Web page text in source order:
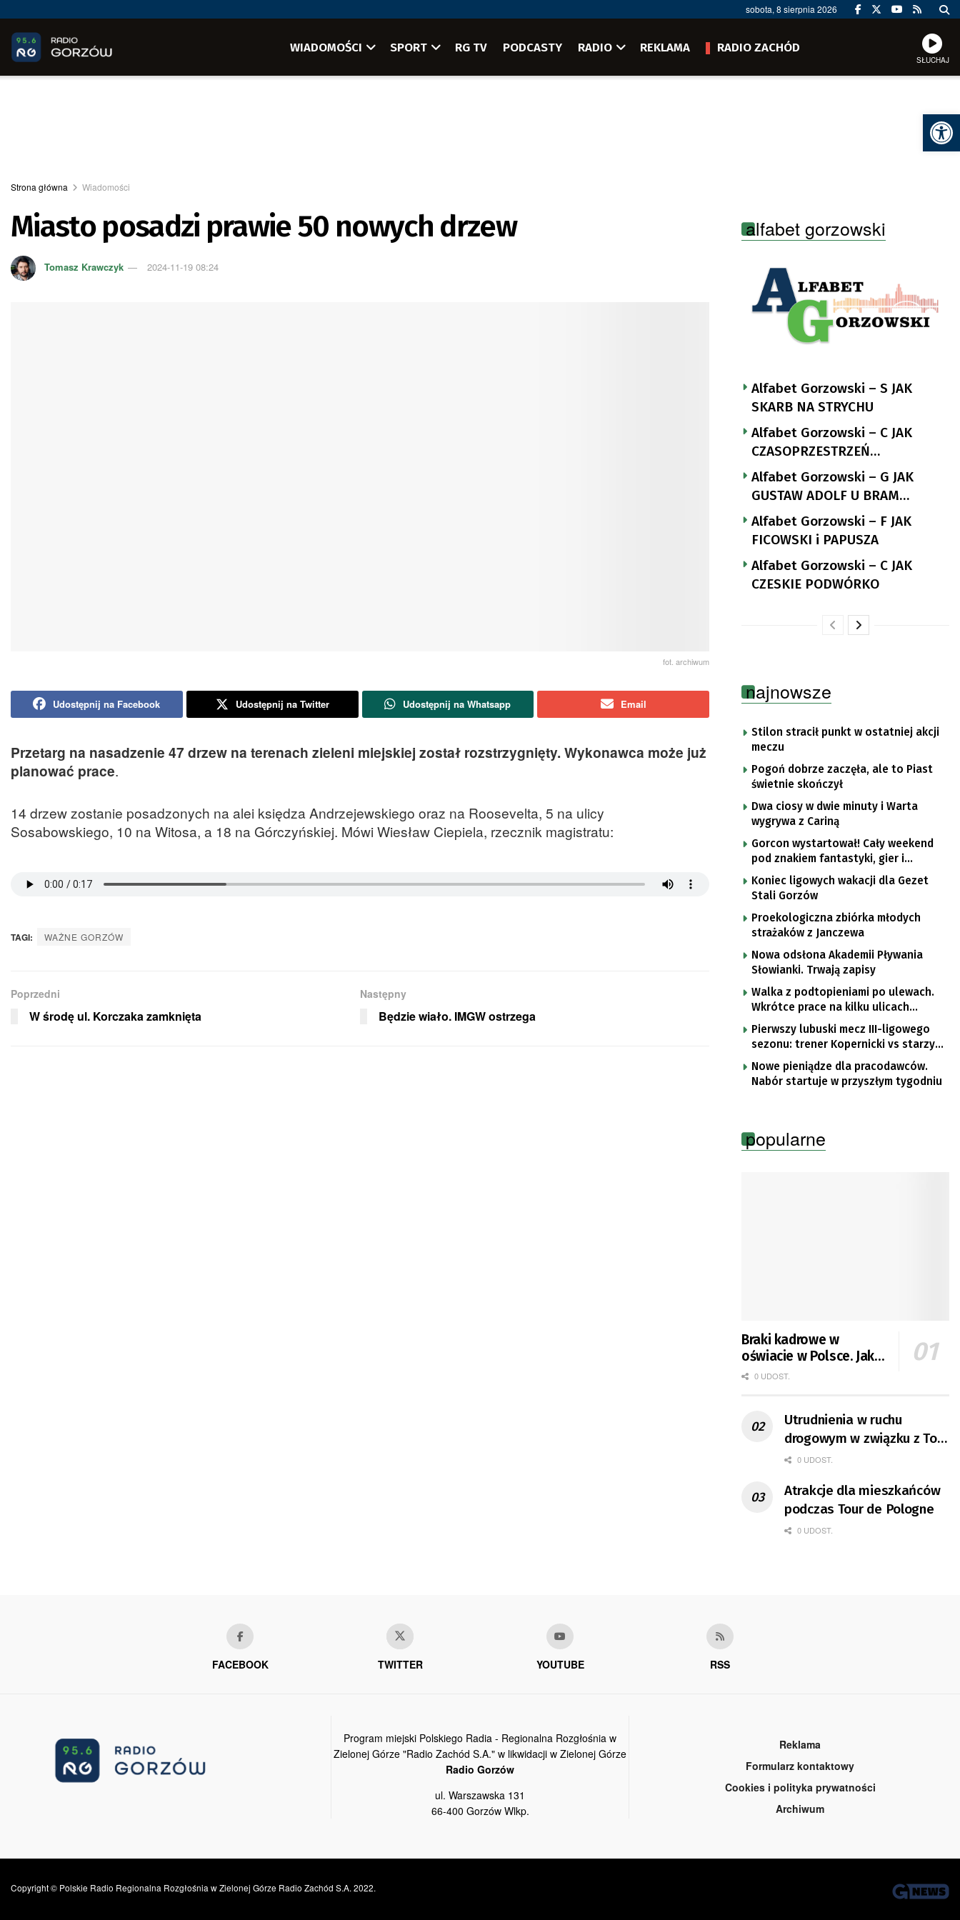
sobota, 8 sierpnia 2026
WIADOMOŚCI SPORT RG TV PODCASTY RADIO REKLAMA RADIO ZACHÓD
SŁUCHAJ
Strona główna Wiadomości
Miasto posadzi prawie 50 nowych drzew
Tomasz Krawczyk 2024-11-19 08:24
fot. archiwum
Udostępnij na Facebook Udostępnij na Twitter Udostępnij na Whatsapp Email
Przetarg na nasadzenie 47 drzew na terenach zieleni miejskiej został rozstrzygnięty. Wykonawca może już
planować prace.
14 drzew zostanie posadzonych na alei księdza Andrzejewskiego oraz na Roosevelta, 5 na ulicy
Sosabowskiego, 10 na Witosa, a 18 na Górczyńskiej. Mówi Wiesław Ciepiela, rzecznik magistratu:
TAGI: WAŻNE GORZÓW
Poprzedni
W środę ul. Korczaka zamknięta
Następny
Będzie wiało. IMGW ostrzega
alfabet gorzowski
Alfabet Gorzowski – S JAK
SKARB NA STRYCHU
Alfabet Gorzowski – C JAK
CZASOPRZESTRZEŃ
NUTTGENSA
Alfabet Gorzowski – G JAK
GUSTAW ADOLF U BRAM
LANDSBERGA
Alfabet Gorzowski – F JAK
FICOWSKI i PAPUSZA
Alfabet Gorzowski – C JAK
CZESKIE PODWÓRKO
najnowsze
Stilon stracił punkt w ostatniej akcji
meczu
Pogoń dobrze zaczęła, ale to Piast
świetnie skończył
Dwa ciosy w dwie minuty i Warta
wygrywa z Cariną
Gorcon wystartował! Cały weekend
pod znakiem fantastyki, gier i
popkultury
Koniec ligowych wakacji dla Gezet
Stali Gorzów
Proekologiczna zbiórka młodych
strażaków z Janczewa
Nowa odsłona Akademii Pływania
Słowianki. Trwają zapisy
Walka z podtopieniami po ulewach.
Wkrótce prace na kilku ulicach
Gorzowa
Pierwszy lubuski mecz III-ligowego
sezonu: trener Kopernicki vs starzy
znajomi
Nowe pieniądze dla pracodawców.
Nabór startuje w przyszłym tygodniu
popularne
Braki kadrowe w
oświacie w Polsce. Jak
jest w Gorzowie?
0 UDOST.
Utrudnienia w ruchu
drogowym w związku z Tour
de Pologne
0 UDOST.
Atrakcje dla mieszkańców
podczas Tour de Pologne
0 UDOST.
FACEBOOK TWITTER YOUTUBE RSS
Program miejski Polskiego Radia - Regionalna Rozgłośnia w
Zielonej Górze "Radio Zachód S.A." w likwidacji w Zielonej Górze
Radio Gorzów
ul. Warszawska 131
66-400 Gorzów Wlkp.
Reklama
Formularz kontaktowy
Cookies i polityka prywatności
Archiwum
Copyright © Polskie Radio Regionalna Rozgłośnia w Zielonej Górze Radio Zachód S.A. 2022.